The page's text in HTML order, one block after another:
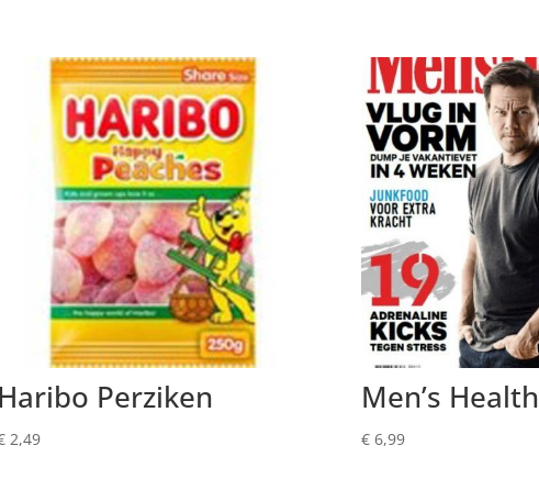
Haribo Perziken
2,49
Men’s Health
€ 6,99